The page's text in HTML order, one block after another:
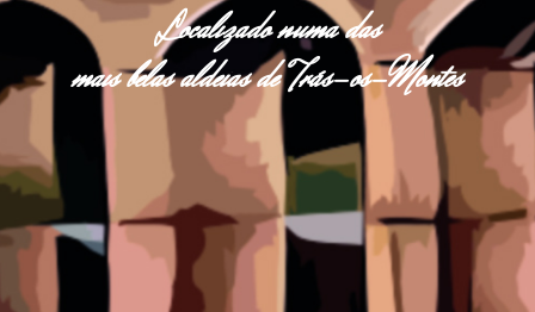
Localizado numa das
mais belas aldeias de Trás-os-Montes